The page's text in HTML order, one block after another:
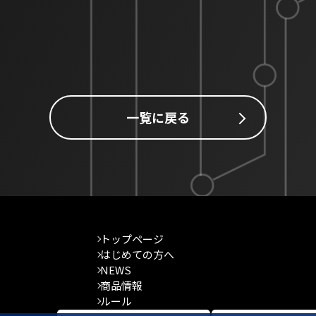
一覧に戻る
トップページ
はじめての方へ
NEWS
商品情報
ルール